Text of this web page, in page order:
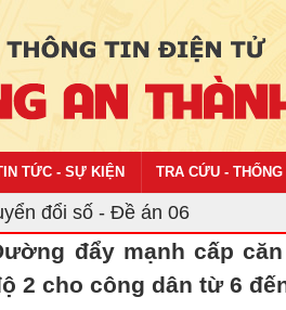
TỨC - SỰ KIỆN TRA CỨU -
đổi số - Đề án 06
đẩy mạnh cấp
2 cho công dân từ 6